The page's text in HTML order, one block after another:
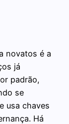
novatos é a
já
padrão,
se
usa chaves
Há